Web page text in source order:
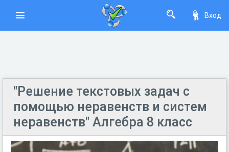
Вход
"Решение текстовых задач с
помощью неравенств и систем
неравенств" Алгебра 8 класс